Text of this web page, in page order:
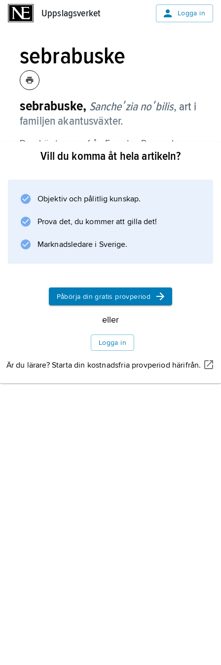
Uppslagsverket Logga in
sebrabuske
sebrabuske, Sancheʹzia noʹbilis, art i
familjen akantusväxter.
Den härstammar från Ecuador, Peru och
Chile. Det är en uppemot 1,5 m hög,
toppställda ax; de har en lång, rörformig gul
högblad. En varietet av sebrabuske, var.
, har gula–vita bladnerver; denna
Information om artikeln
Vill du komma åt hela artikeln?
Objektiv och pålitlig kunskap.
Prova det, du kommer att gilla det!
Marknadsledare i Sverige.
Påbörja din gratis provperiod
eller
Logga in
Är du lärare? Starta din kostnadsfria provperiod härifrån.